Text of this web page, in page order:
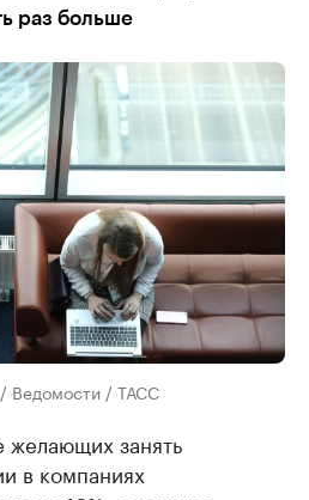
раз больше
Ведомости / ТАСС
желающих занять
в компаниях